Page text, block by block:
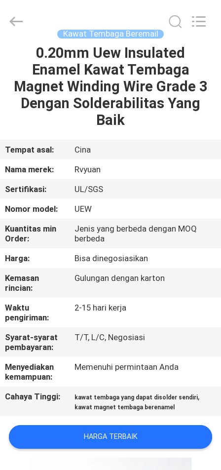
RUMAH
PRODUK
TENTANG
KITA
WISATA
PABRIK
KONTROL
KUALITAS
HUBUNGI
KAMI
BERITA
QUOTE
SUATU
SITEMAP
Material
Co,.Ltd.
Kawat Tembaga Beremail
0.20mm Uew Insulated
Enamel Kawat Tembaga
Magnet Winding Wire Grade 3
Dengan Solderabilitas Yang
Baik
Tempat asal:
Cina
Nama merek:
Rvyuan
Sertifikasi:
UL/SGS
Nomor model:
UEW
Kuantitas min
Order:
Jenis yang berbeda dengan MOQ
berbeda
Harga:
Bisa dinegosiasikan
Kemasan
rincian:
Gulungan dengan karton
Waktu
pengiriman:
2-15 hari kerja
Syarat-syarat
pembayaran:
T/T, L/C, Negosiasi
Menyediakan
kemampuan:
Memenuhi permintaan Anda
Cahaya Tinggi: kawat tembaga yang dapat disolder sendiri,
kawat magnet tembaga berenamel
HARGA TERBAIK